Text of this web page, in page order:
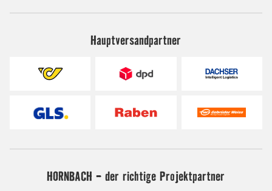
Hauptversandpartner
HORNBACH - der richtige Projektpartner